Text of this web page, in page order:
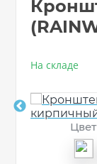
На складе